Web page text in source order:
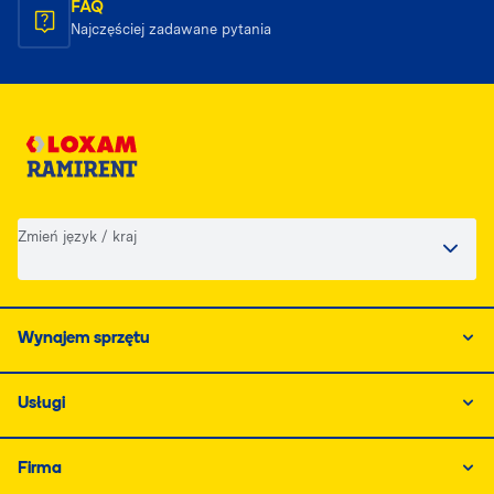
podłoże w nowym ogrodzie.
FAQ
Najczęściej zadawane pytania
Zmień język / kraj
Wynajem sprzętu
Usługi
Firma